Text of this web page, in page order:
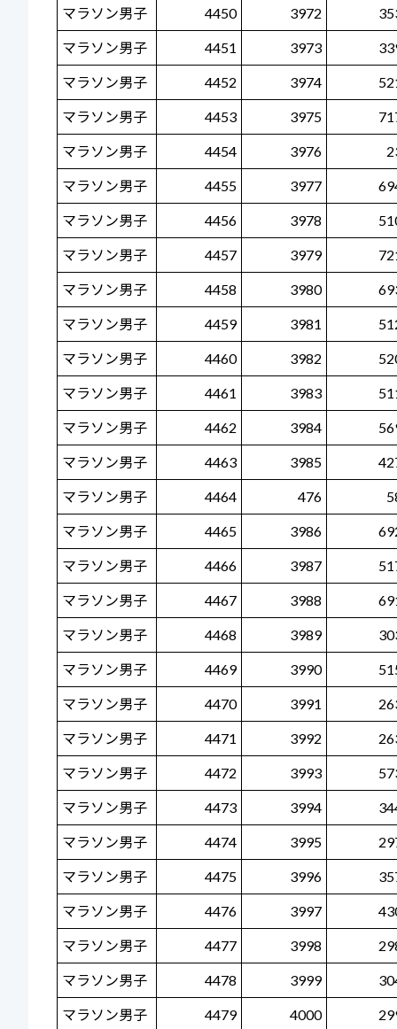
マラソン男子 4450 3972
マラソン男子 4451 3973
マラソン男子 4452 3974
マラソン男子 4453 3975
マラソン男子 4454 3976
マラソン男子 4455 3977
マラソン男子 4456 3978
マラソン男子 4457 3979
マラソン男子 4458 3980
マラソン男子 4459 3981
マラソン男子 4460 3982
マラソン男子 4461 3983
マラソン男子 4462 3984
マラソン男子 4463 3985
マラソン男子 4464 476
マラソン男子 4465 3986
マラソン男子 4466 3987
マラソン男子 4467 3988
マラソン男子 4468 3989
マラソン男子 4469 3990
マラソン男子 4470 3991
マラソン男子 4471 3992
マラソン男子 4472 3993
マラソン男子 4473 3994
マラソン男子 4474 3995
マラソン男子 4475 3996
マラソン男子 4476 3997
マラソン男子 4477 3998
マラソン男子 4478 3999
マラソン男子 4479 4000